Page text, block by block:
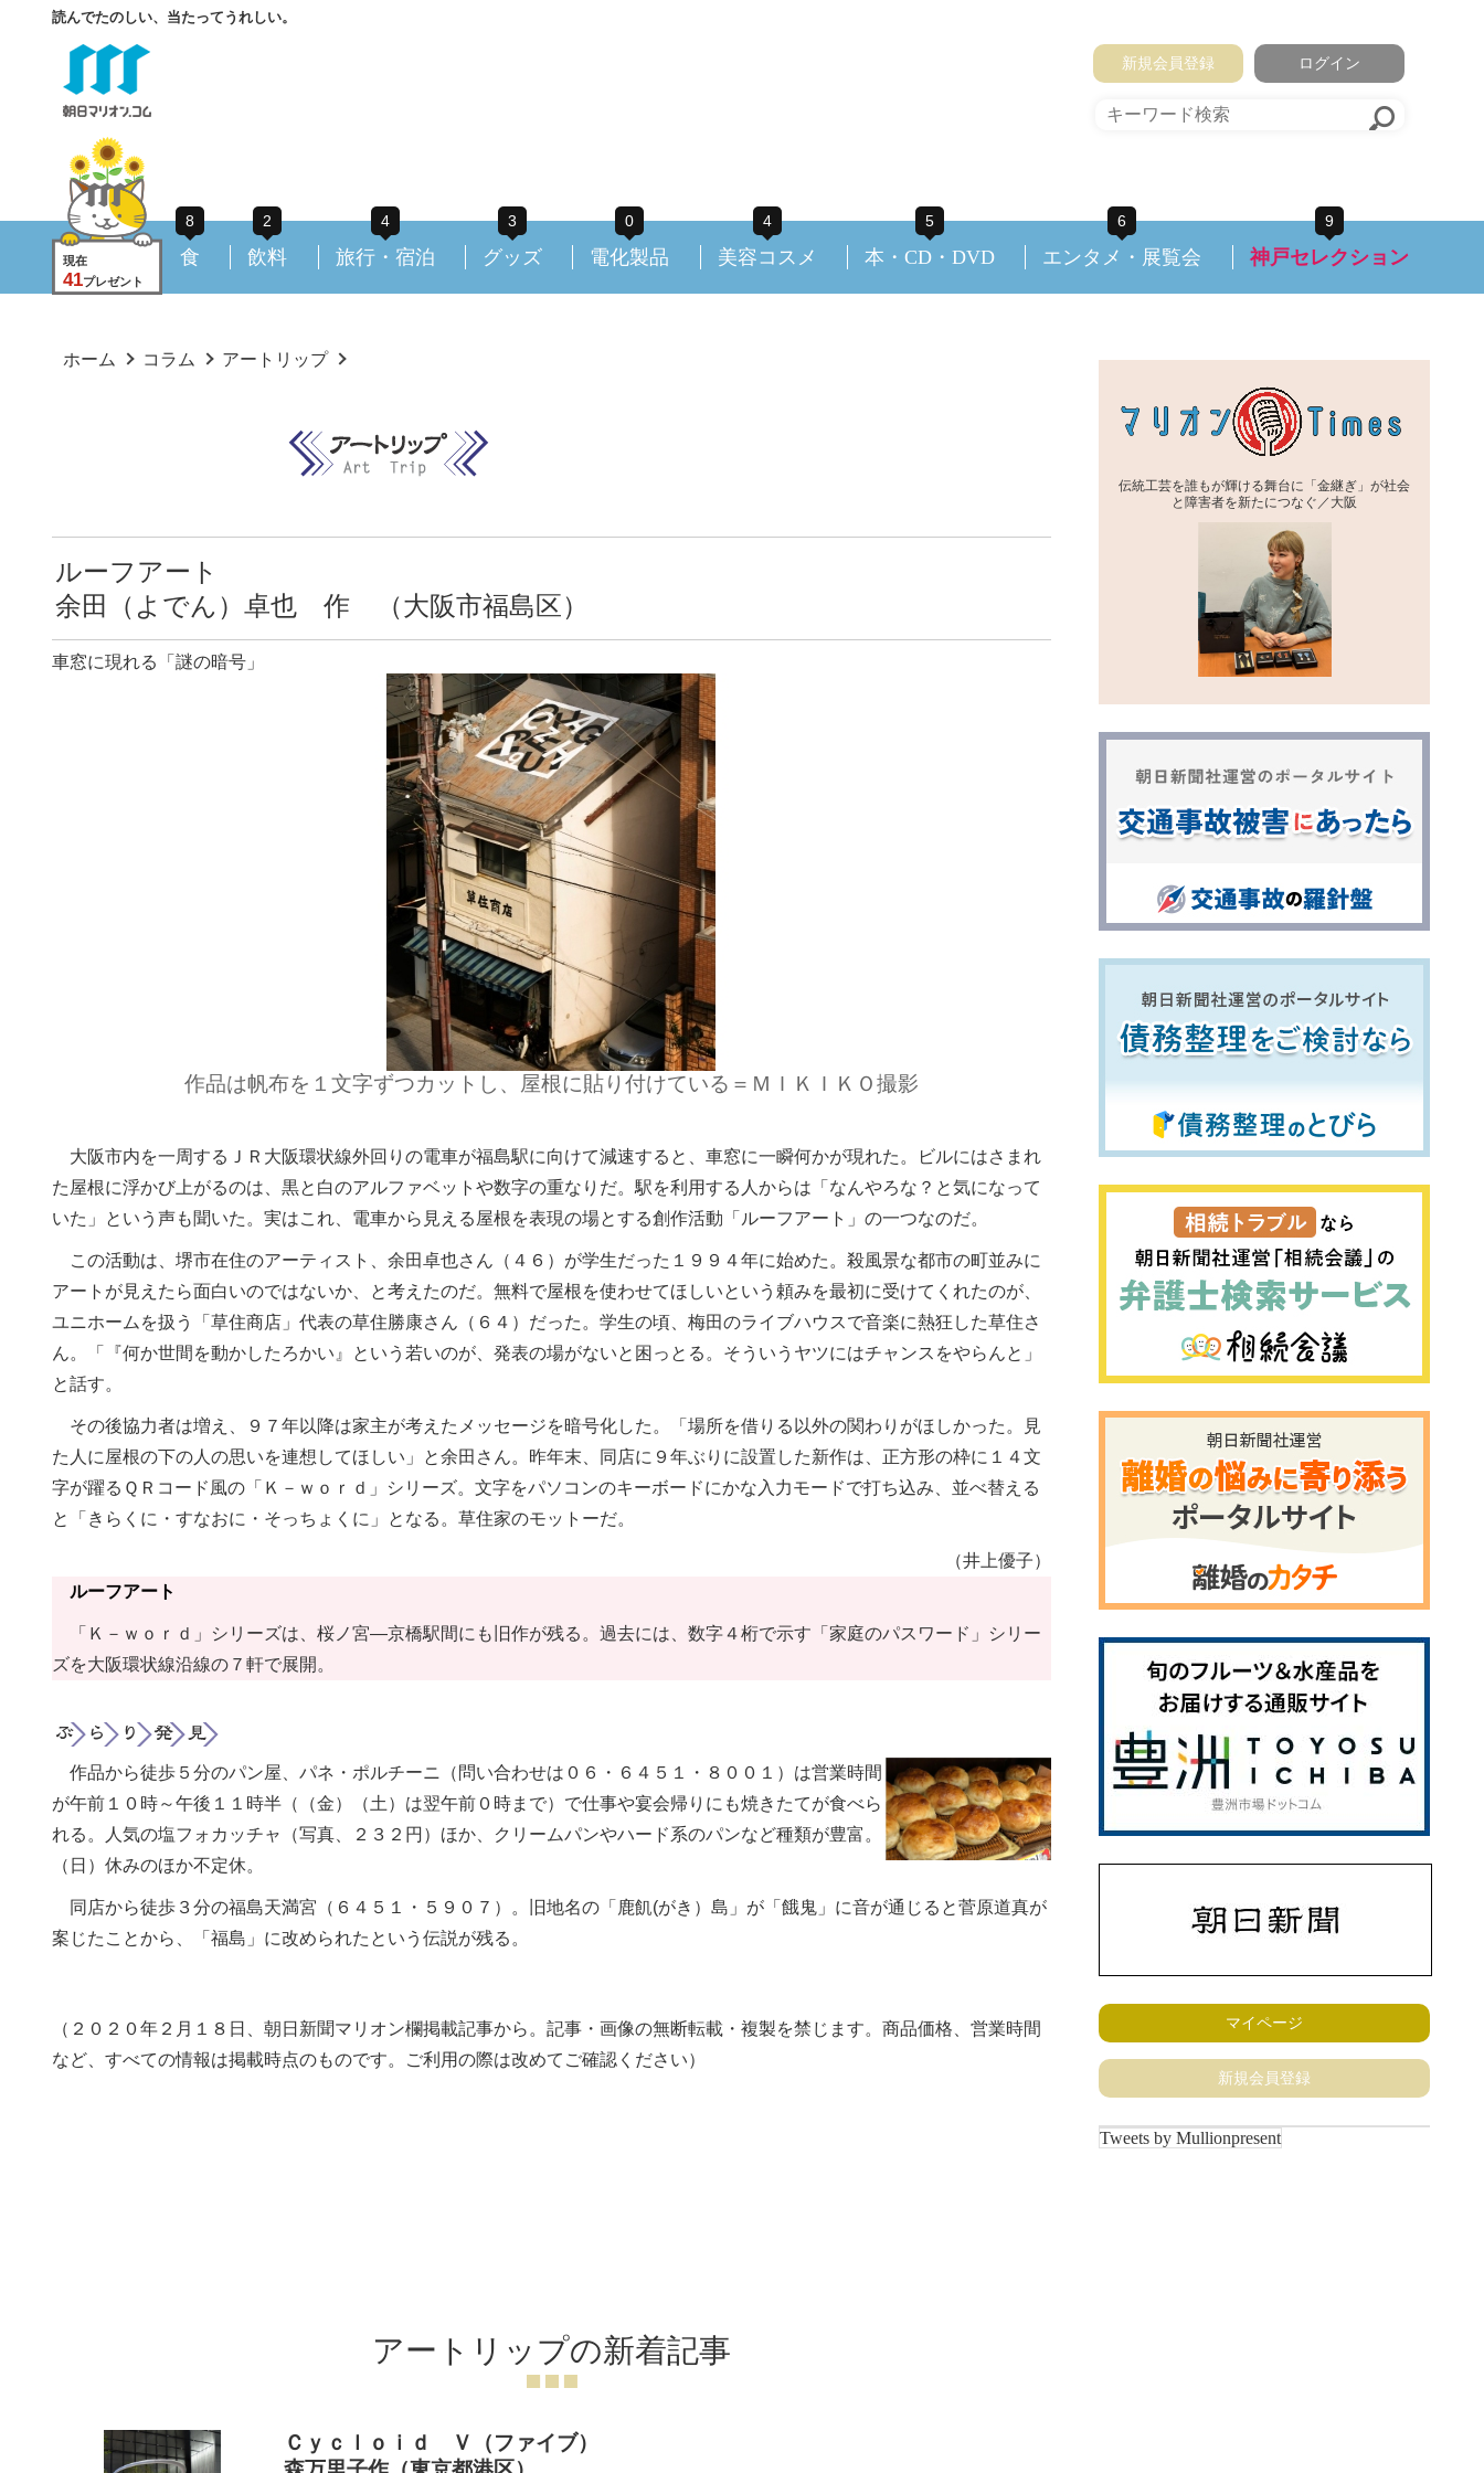
読んでたのしい、当たってうれしい。
新規会員登録 ログイン
現在
41プレゼント
8
食
2
飲料
4
旅行・宿泊
3
グッズ
0
電化製品
4
美容コスメ
5
本・CD・DVD
6
エンタメ・展覧会
9
神戸セレクション
ホーム コラム アートリップ
ルーフアート
余田（よでん）卓也 作 （大阪市福島区）
車窓に現れる「謎の暗号」
作品は帆布を１文字ずつカットし、屋根に貼り付けている＝ＭＩＫＩＫＯ撮影
大阪市内を一周するＪＲ大阪環状線外回りの電車が福島駅に向けて減速すると、車窓に一瞬何かが現れた。ビルにはさまれ
た屋根に浮かび上がるのは、黒と白のアルファベットや数字の重なりだ。駅を利用する人からは「なんやろな？と気になって
いた」という声も聞いた。実はこれ、電車から見える屋根を表現の場とする創作活動「ルーフアート」の一つなのだ。
この活動は、堺市在住のアーティスト、余田卓也さん（４６）が学生だった１９９４年に始めた。殺風景な都市の町並みに
アートが見えたら面白いのではないか、と考えたのだ。無料で屋根を使わせてほしいという頼みを最初に受けてくれたのが、
ユニホームを扱う「草住商店」代表の草住勝康さん（６４）だった。学生の頃、梅田のライブハウスで音楽に熱狂した草住さ
ん。「『何か世間を動かしたろかい』という若いのが、発表の場がないと困っとる。そういうヤツにはチャンスをやらんと」
と話す。
その後協力者は増え、９７年以降は家主が考えたメッセージを暗号化した。「場所を借りる以外の関わりがほしかった。見
た人に屋根の下の人の思いを連想してほしい」と余田さん。昨年末、同店に９年ぶりに設置した新作は、正方形の枠に１４文
字が躍るＱＲコード風の「Ｋ－ｗｏｒｄ」シリーズ。文字をパソコンのキーボードにかな入力モードで打ち込み、並べ替える
と「きらくに・すなおに・そっちょくに」となる。草住家のモットーだ。
（井上優子）
ルーフアート
「Ｋ－ｗｏｒｄ」シリーズは、桜ノ宮―京橋駅間にも旧作が残る。過去には、数字４桁で示す「家庭のパスワード」シリー
ズを大阪環状線沿線の７軒で展開。
作品から徒歩５分のパン屋、パネ・ポルチーニ（問い合わせは０６・６４５１・８００１）は営業時間
が午前１０時～午後１１時半（（金）（土）は翌午前０時まで）で仕事や宴会帰りにも焼きたてが食べら
れる。人気の塩フォカッチャ（写真、２３２円）ほか、クリームパンやハード系のパンなど種類が豊富。
（日）休みのほか不定休。
同店から徒歩３分の福島天満宮（６４５１・５９０７）。旧地名の「鹿飢(がき）島」が「餓鬼」に音が通じると菅原道真が
案じたことから、「福島」に改められたという伝説が残る。
（２０２０年２月１８日、朝日新聞マリオン欄掲載記事から。記事・画像の無断転載・複製を禁じます。商品価格、営業時間
など、すべての情報は掲載時点のものです。ご利用の際は改めてご確認ください）
アートリップの新着記事
Ｃｙｃｌｏｉｄ Ｖ（ファイブ）
伝統工芸を誰もが輝ける舞台に「金継ぎ」が社会
と障害者を新たにつなぐ／大阪
マイページ
新規会員登録
Tweets by Mullionpresent